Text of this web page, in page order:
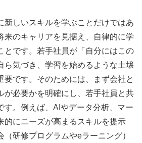
新しいスキルを学ぶことだけではあ
来のキャリアを見据え、自律的に学
とです。若手社員が「自分にはこの
ら気づき、学習を始めるような土壌
要です。そのためには、まず会社と
が必要かを明確にし、若手社員と共
す。例えば、AIやデータ分析、マー
的にニーズが高まるスキルを提示
（研修プログラムやeラーニング）